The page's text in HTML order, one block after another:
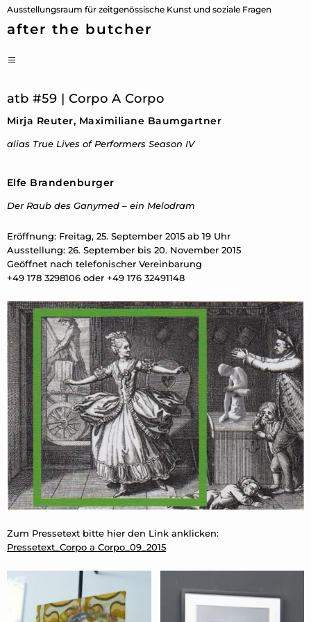
Ausstellungsraum für zeitgenössische Kunst und soziale Fragen
after the butcher
Zum
Inhalt
atb #59 | Corpo A Corpo
Mirja Reuter, Maximiliane Baumgartner
alias True Lives of Performers Season IV
Elfe Brandenburger
Der Raub des Ganymed – ein Melodram
Eröffnung: Freitag, 25. September 2015 ab 19 Uhr
Ausstellung: 26. September bis 20. November 2015
Geöffnet nach telefonischer Vereinbarung
+49 178 3298106 oder +49 176 32491148
Zum Pressetext bitte hier den Link anklicken:
Pressetext_Corpo a Corpo_09_2015